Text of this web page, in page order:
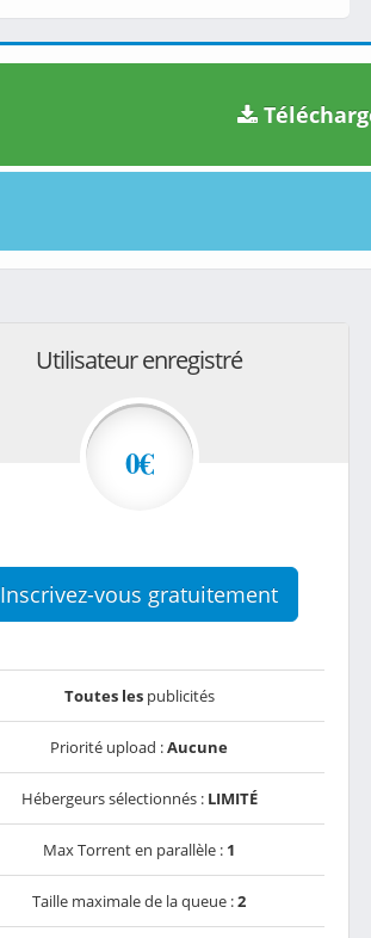
Utilisateur enregistré
0€
Inscrivez-vous gratuitement
Toutes lespublicités
Priorité upload :Aucune
Hébergeurs sélectionnés : LIMITÉ
Max Torrent en parallèle : 1
Taille maximale de la queue :2